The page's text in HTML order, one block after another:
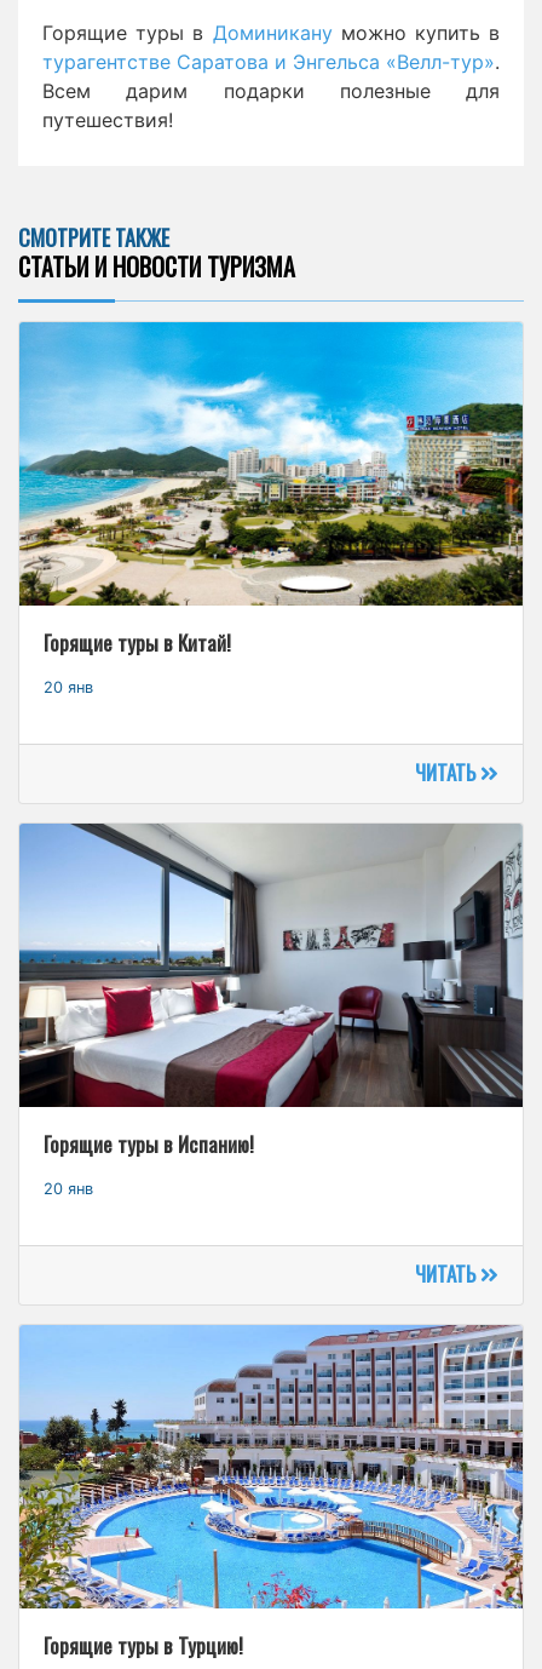
Горящие туры в Доминикануможно купить в
турагентстве Саратова и Энгельса «Велл-тур».
Всем дарим подарки полезные для
путешествия!
СМОТРИТЕ ТАКЖЕ
СТАТЬИ И НОВОСТИ ТУРИЗМА
Горящие туры в Китай!
20 янв
ЧИТАТЬ
Горящие туры в Испанию!
20 янв
ЧИТАТЬ
Горящие туры в Турцию!